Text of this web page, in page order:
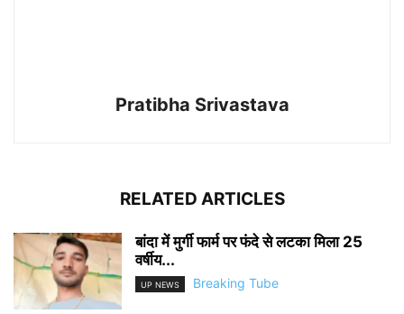
Pratibha Srivastava
RELATED ARTICLES
बांदा में मुर्गी फार्म पर फंदे से लटका मिला 25
वर्षीय...
UP NEWS Breaking Tube